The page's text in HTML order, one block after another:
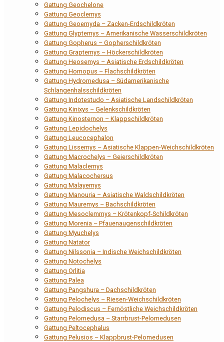
Gattung Geochelone
Gattung Geoclemys
Gattung Geoemyda – Zacken-Erdschildkröten
Gattung Glyptemys – Amerikanische Wasserschildkröten
Gattung Gopherus – Gopherschildkröten
Gattung Graptemys – Höckerschildkröten
Gattung Heosemys – Asiatische Erdschildkröten
Gattung Homopus – Flachschildkröten
Gattung Hydromedusa – Südamerikanische
Schlangenhalsschildkröten
Gattung Indotestudo – Asiatische Landschildkröten
Gattung Kinixys – Gelenkschildkröten
Gattung Kinosternon – Klappschildkröten
Gattung Lepidochelys
Gattung Leucocephalon
Gattung Lissemys – Asiatische Klappen-Weichschildkröten
Gattung Macrochelys – Geierschildkröten
Gattung Malaclemys
Gattung Malacochersus
Gattung Malayemys
Gattung Manouria – Asiatische Waldschildkröten
Gattung Mauremys – Bachschildkröten
Gattung Mesoclemmys – Krötenkopf-Schildkröten
Gattung Morenia – Pfauenaugenschildkröten
Gattung Myuchelys
Gattung Natator
Gattung Nilssonia – Indische Weichschildkröten
Gattung Notochelys
Gattung Orlitia
Gattung Palea
Gattung Pangshura – Dachschildkröten
Gattung Pelochelys – Riesen-Weichschildkröten
Gattung Pelodiscus – Fernöstliche Weichschildkröten
Gattung Pelomedusa – Starrbrust-Pelomedusen
Gattung Peltocephalus
Gattung Pelusios – Klappbrust-Pelomedusen